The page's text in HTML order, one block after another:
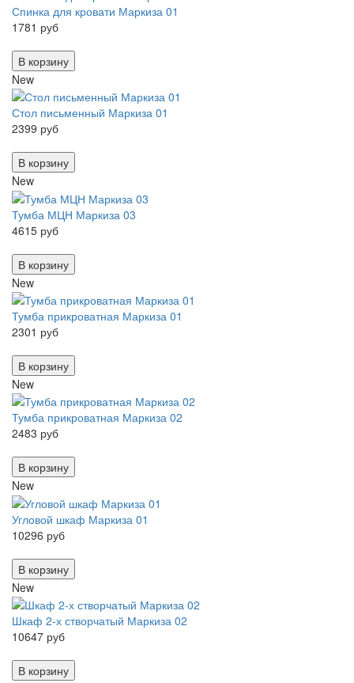
Спинка для кровати Маркиза 01
1781 руб
В корзину
New
Стол письменный Маркиза 01
2399 руб
В корзину
New
Тумба МЦН Маркиза 03
4615 руб
В корзину
New
Тумба прикроватная Маркиза 01
2301 руб
В корзину
New
Тумба прикроватная Маркиза 02
2483 руб
В корзину
New
Угловой шкаф Маркиза 01
10296 руб
В корзину
New
Шкаф 2-х створчатый Маркиза 02
10647 руб
В корзину